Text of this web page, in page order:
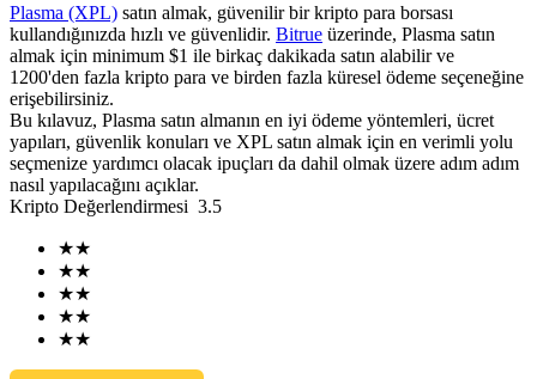
USDT Vadeli İşlemleri
Teminat olarak USDT kullanan vadeli işlemler
Plasma (XPL) satın almak, güvenilir bir kripto para borsası
kullandığınızda hızlı ve güvenlidir. Bitrue üzerinde, Plasma satın
almak için minimum $1 ile birkaç dakikada satın alabilir ve
1200'den fazla kripto para ve birden fazla küresel ödeme seçeneğine
erişebilirsiniz.
Bu kılavuz, Plasma satın almanın en iyi ödeme yöntemleri, ücret
yapıları, güvenlik konuları ve XPL satın almak için en verimli yolu
seçmenize yardımcı olacak ipuçları da dahil olmak üzere adım adım
nasıl yapılacağını açıklar.
Kripto Değerlendirmesi 3.5
★★
★★
★★
★★
★★